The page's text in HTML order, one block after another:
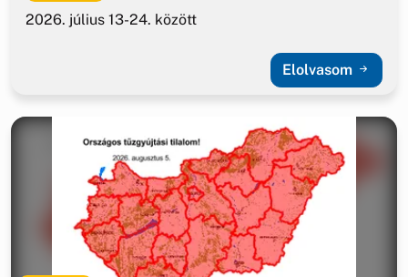
2026. július 13-24. között
Elolvasom